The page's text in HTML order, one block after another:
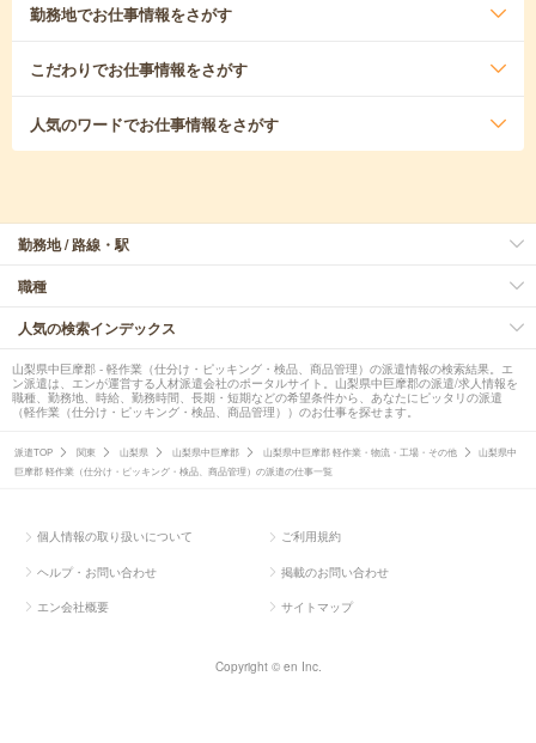
勤務地でお仕事情報をさがす
こだわりでお仕事情報をさがす
人気のワードでお仕事情報をさがす
勤務地 / 路線・駅
職種
人気の検索インデックス
山梨県中巨摩郡 - 軽作業（仕分け・ピッキング・検品、商品管理）の派遣情報の検索結果。エ
ン派遣は、エンが運営する人材派遣会社のポータルサイト。山梨県中巨摩郡の派遣/求人情報を
職種、勤務地、時給、勤務時間、長期・短期などの希望条件から、あなたにピッタリの派遣
（軽作業（仕分け・ピッキング・検品、商品管理））のお仕事を探せます。
派遣TOP 関東 山梨県 山梨県中巨摩郡 山梨県中巨摩郡 軽作業・物流・工場・その他
山梨県中
巨摩郡 軽作業（仕分け・ピッキング・検品、商品管理）の派遣の仕事一覧
個人情報の取り扱いについて ご利用規約
ヘルプ・お問い合わせ 掲載のお問い合わせ
エン会社概要 サイトマップ
Copyright © en Inc.